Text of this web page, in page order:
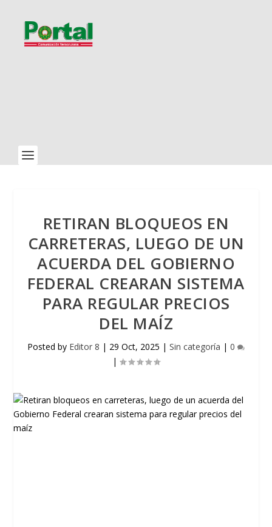
RETIRAN BLOQUEOS EN
CARRETERAS, LUEGO DE UN
ACUERDA DEL GOBIERNO
FEDERAL CREARAN SISTEMA
PARA REGULAR PRECIOS
DEL MAÍZ
Posted by Editor 8 | 29 Oct, 2025 | Sin categoría | 0
|